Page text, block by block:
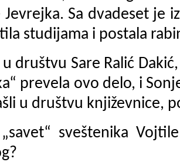
Sa dvadeset je
studijama i postala
u društvu Sare Ralić
prevela ovo delo, i
u društvu književnice,
sveštenika